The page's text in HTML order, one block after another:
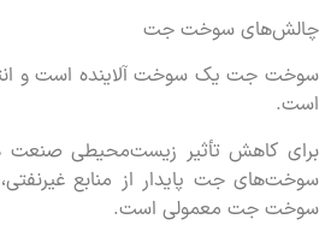
چالش‌های سوخت جت
سوخت جت یک سوخت آلاینده است و
است.
برای کاهش تأثیر زیست‌محیطی صنعت
سوخت‌های جت پایدار از منابع
سوخت جت معمولی است.